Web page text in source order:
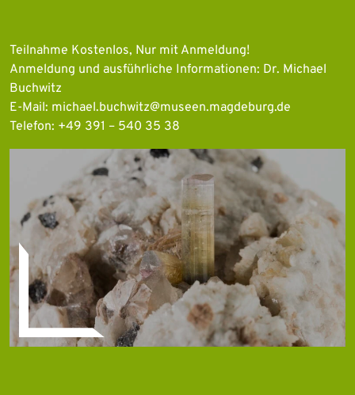
Teilnahme Kostenlos, Nur mit Anmeldung!
Anmeldung und ausführliche Informationen: Dr. Michael
Buchwitz
E-Mail: michael.buchwitz@museen.magdeburg.de
Telefon: +49 391 – 540 35 38